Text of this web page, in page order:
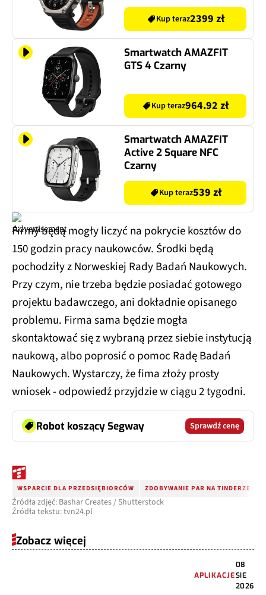
Kup teraz2399 zł
Smartwatch AMAZFIT
GTS 4 Czarny
Kup teraz964.92 zł
Smartwatch AMAZFIT
Active 2 Square NFC
Czarny
Kup teraz539 zł
Firmy będą mogły liczyć na pokrycie kosztów do
150 godzin pracy naukowców. Środki będą
pochodziły z Norweskiej Rady Badań Naukowych.
Przy czym, nie trzeba będzie posiadać gotowego
projektu badawczego, ani dokładnie opisanego
problemu. Firma sama będzie mogła
skontaktować się z wybraną przez siebie instytucją
naukową, albo poprosić o pomoc Radę Badań
Naukowych. Wystarczy, że fima złoży prosty
wniosek - odpowiedź przyjdzie w ciągu 2 tygodni.
Robot koszący Segway Sprawdź cenę
WSPARCIE DLA PRZEDSIĘBIORCÓW ZDOBYWANIE PAR NA TINDERZE
Źródła zdjęć: Bashar Creates / Shutterstock
Źródła tekstu: tvn24.pl
Zobacz więcej
APLIKACJE
08
SIE
2026